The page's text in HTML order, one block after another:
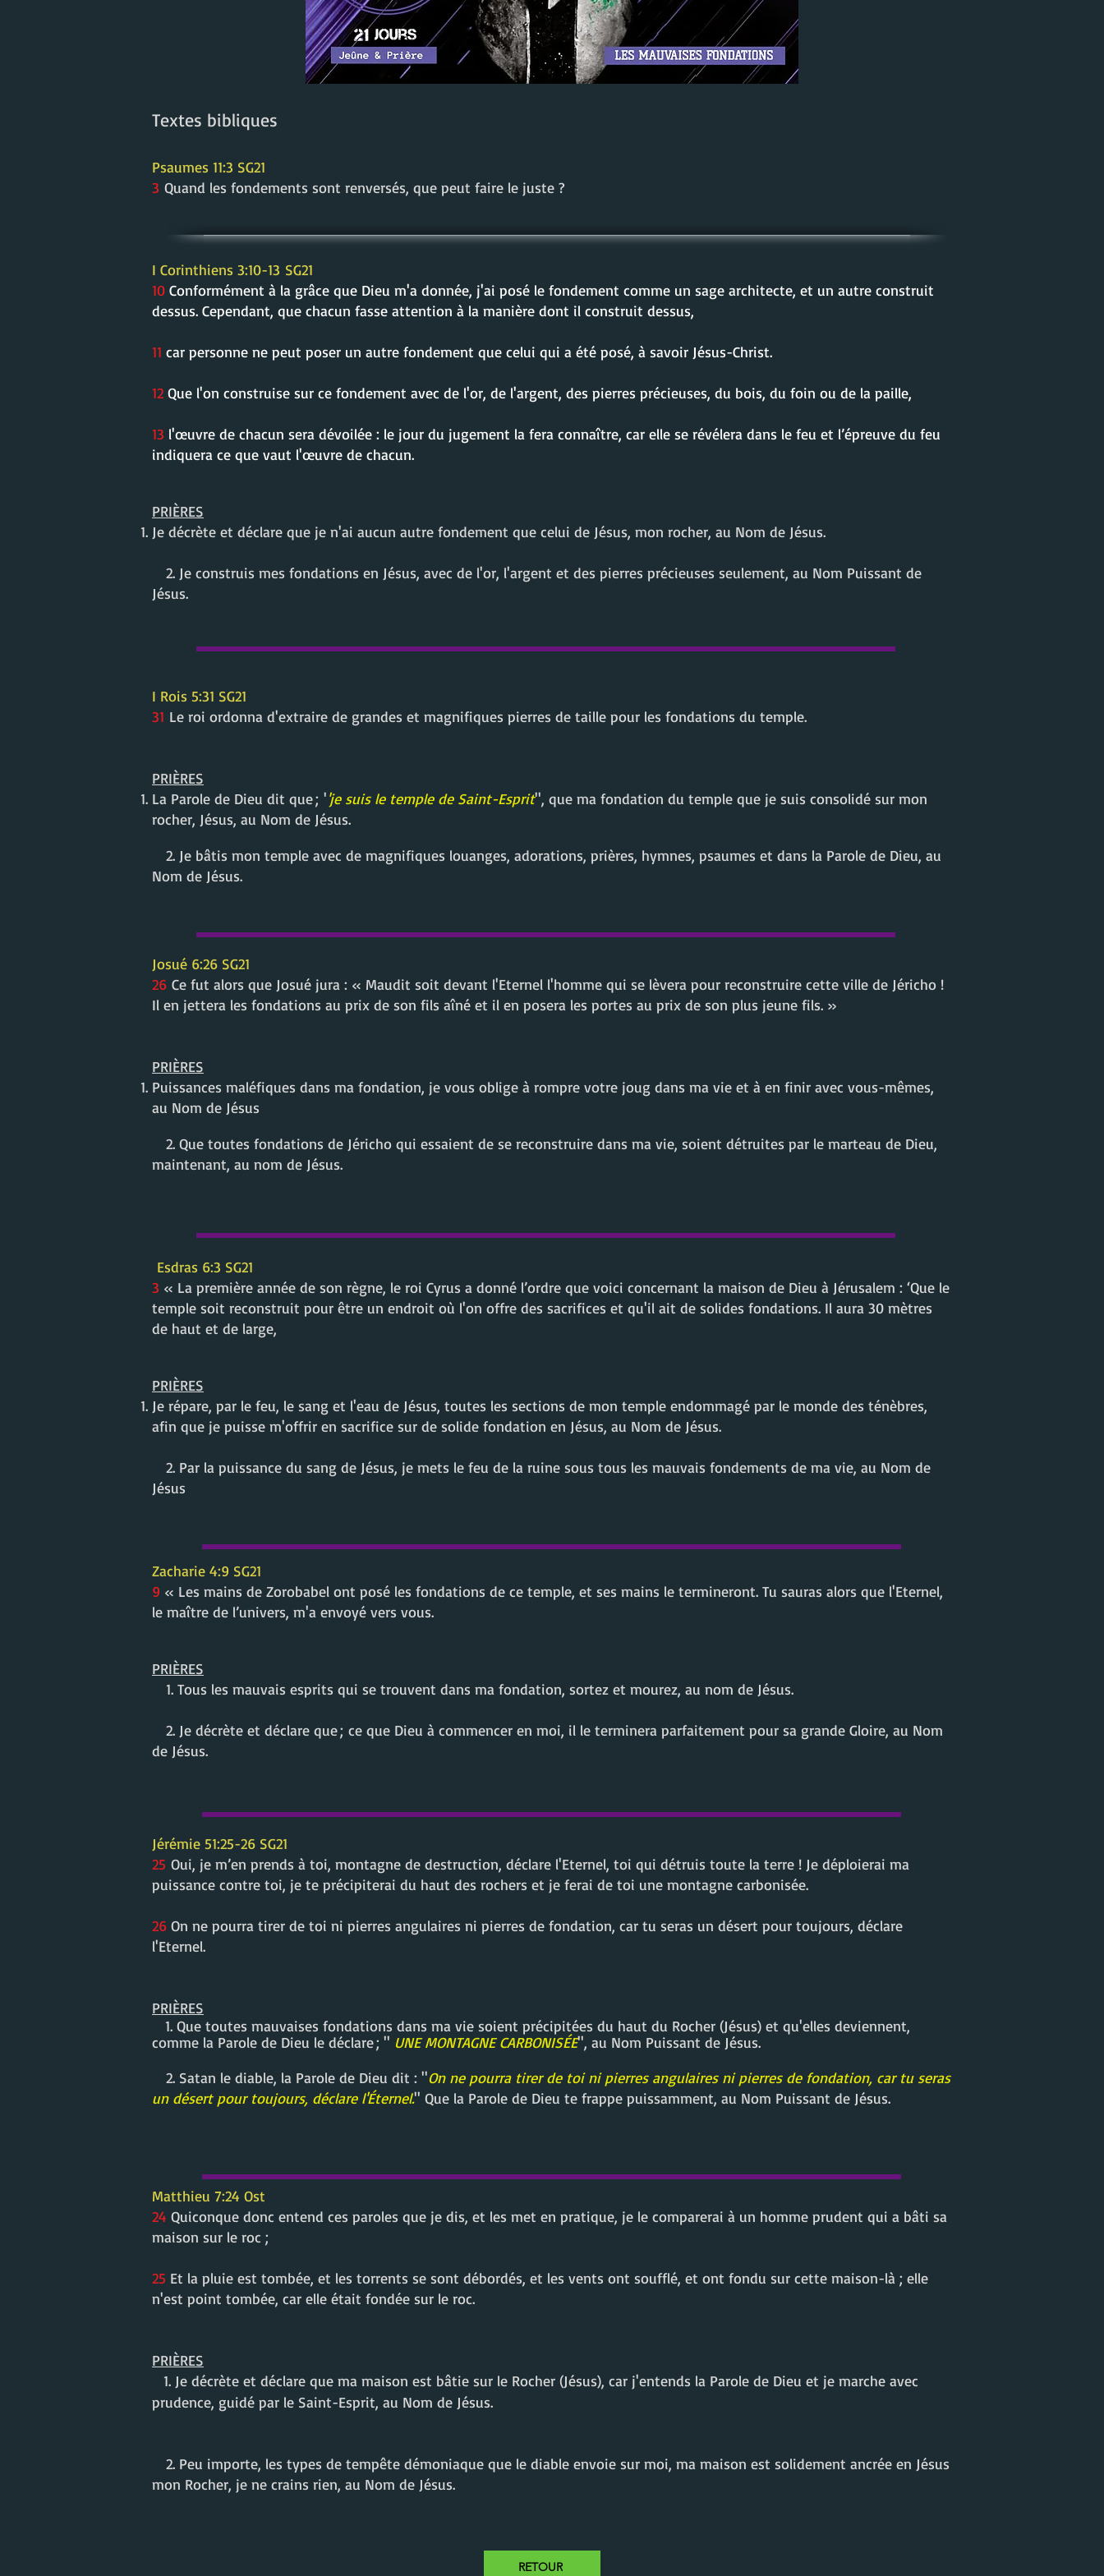
Textes bibliques
Psaumes 11:3 SG21
3 Quand les fondements sont renversés, que peut faire le juste ?
I Corinthiens 3:10-13 SG21
10 Conformément à la grâce que Dieu m'a donnée, j'ai posé le fondement comme un sage architecte, et un autre construit
dessus. Cependant, que chacun fasse attention à la manière dont il construit dessus,
11 car personne ne peut poser un autre fondement que celui qui a été posé, à savoir Jésus-Christ.
12 Que l'on construise sur ce fondement avec de l'or, de l'argent, des pierres précieuses, du bois, du foin ou de la paille,
13 l'œuvre de chacun sera dévoilée : le jour du jugement la fera connaître, car elle se révélera dans le feu et l’épreuve du feu
indiquera ce que vaut l'œuvre de chacun.
PRIÈRES
Je décrète et déclare que je n'ai aucun autre fondement que celui de Jésus, mon rocher, au Nom de Jésus.
2. Je construis mes fondations en Jésus, avec de l'or, l'argent et des pierres précieuses seulement, au Nom Puissant de
Jésus.
I Rois 5:31 SG21
31 Le roi ordonna d'extraire de grandes et magnifiques pierres de taille pour les fondations du temple.
PRIÈRES
La Parole de Dieu dit que ; ''je suis le temple de Saint-Esprit'', que ma fondation du temple que je suis consolidé sur mon
rocher, Jésus, au Nom de Jésus.
2. Je bâtis mon temple avec de magnifiques louanges, adorations, prières, hymnes, psaumes et dans la Parole de Dieu, au
Nom de Jésus.
Josué 6:26 SG21
26 Ce fut alors que Josué jura : « Maudit soit devant l'Eternel l'homme qui se lèvera pour reconstruire cette ville de Jéricho !
Il en jettera les fondations au prix de son fils aîné et il en posera les portes au prix de son plus jeune fils. »
PRIÈRES
Puissances maléfiques dans ma fondation, je vous oblige à rompre votre joug dans ma vie et à en finir avec vous-mêmes,
au Nom de Jésus
2. Que toutes fondations de Jéricho qui essaient de se reconstruire dans ma vie, soient détruites par le marteau de Dieu,
maintenant, au nom de Jésus.
Esdras 6:3 SG21
3 « La première année de son règne, le roi Cyrus a donné l’ordre que voici concernant la maison de Dieu à Jérusalem : ‘Que le
temple soit reconstruit pour être un endroit où l'on offre des sacrifices et qu'il ait de solides fondations. Il aura 30 mètres
de haut et de large,
PRIÈRES
Je répare, par le feu, le sang et l'eau de Jésus, toutes les sections de mon temple endommagé par le monde des ténèbres,
afin que je puisse m'offrir en sacrifice sur de solide fondation en Jésus, au Nom de Jésus.
2. Par la puissance du sang de Jésus, je mets le feu de la ruine sous tous les mauvais fondements de ma vie, au Nom de
Jésus
Zacharie 4:9 SG21
9 « Les mains de Zorobabel ont posé les fondations de ce temple, et ses mains le termineront. Tu sauras alors que l'Eternel,
le maître de l’univers, m'a envoyé vers vous.
PRIÈRES
1. Tous les mauvais esprits qui se trouvent dans ma fondation, sortez et mourez, au nom de Jésus.
2. Je décrète et déclare que ; ce que Dieu à commencer en moi, il le terminera parfaitement pour sa grande Gloire, au Nom
de Jésus.
Jérémie 51:25-26 SG21
25 Oui, je m’en prends à toi, montagne de destruction, déclare l'Eternel, toi qui détruis toute la terre ! Je déploierai ma
puissance contre toi, je te précipiterai du haut des rochers et je ferai de toi une montagne carbonisée.
26 On ne pourra tirer de toi ni pierres angulaires ni pierres de fondation, car tu seras un désert pour toujours, déclare
l'Eternel.
PRIÈRES
1. Que toutes mauvaises fondations dans ma vie soient précipitées du haut du Rocher (Jésus) et qu'elles deviennent,
comme la Parole de Dieu le déclare ; '' UNE MONTAGNE CARBONISÉE'', au Nom Puissant de Jésus.
2. Satan le diable, la Parole de Dieu dit : ''On ne pourra tirer de toi ni pierres angulaires ni pierres de fondation, car tu seras
un désert pour toujours, déclare l'Éternel.'' Que la Parole de Dieu te frappe puissamment, au Nom Puissant de Jésus.
Matthieu 7:24 Ost
24 Quiconque donc entend ces paroles que je dis, et les met en pratique, je le comparerai à un homme prudent qui a bâti sa
maison sur le roc ;
25 Et la pluie est tombée, et les torrents se sont débordés, et les vents ont soufflé, et ont fondu sur cette maison-là ; elle
n'est point tombée, car elle était fondée sur le roc.
PRIÈRES
1. Je décrète et déclare que ma maison est bâtie sur le Rocher (Jésus), car j'entends la Parole de Dieu et je marche avec
prudence, guidé par le Saint-Esprit, au Nom de Jésus.
2. Peu importe, les types de tempête démoniaque que le diable envoie sur moi, ma maison est solidement ancrée en Jésus
mon Rocher, je ne crains rien, au Nom de Jésus.
RETOUR